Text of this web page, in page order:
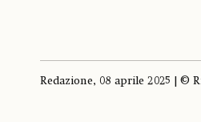
Redazione, 08 aprile 2025 | ©